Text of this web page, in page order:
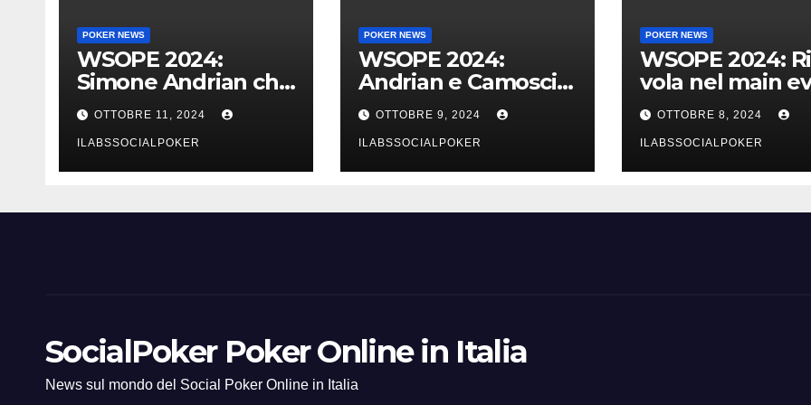
POKER NEWS
WSOPE 2024:
Simone Andrian che
trionfo nel main
event al King’s
OTTOBRE 11, 2024
ILABSSOCIALPOKER
POKER NEWS
WSOPE 2024:
Andrian e Camosci
al tavolo finale del
Main, vai Italia!!!
OTTOBRE 9, 2024
ILABSSOCIALPOKER
POKER NEWS
WSOPE 2024:
vola nel main
e portiamo 5
al day 4
OTTOBRE 8, 2024
ILABSSOCIALPOKER
SocialPoker Poker Online in Italia
News sul mondo del Social Poker Online in Italia